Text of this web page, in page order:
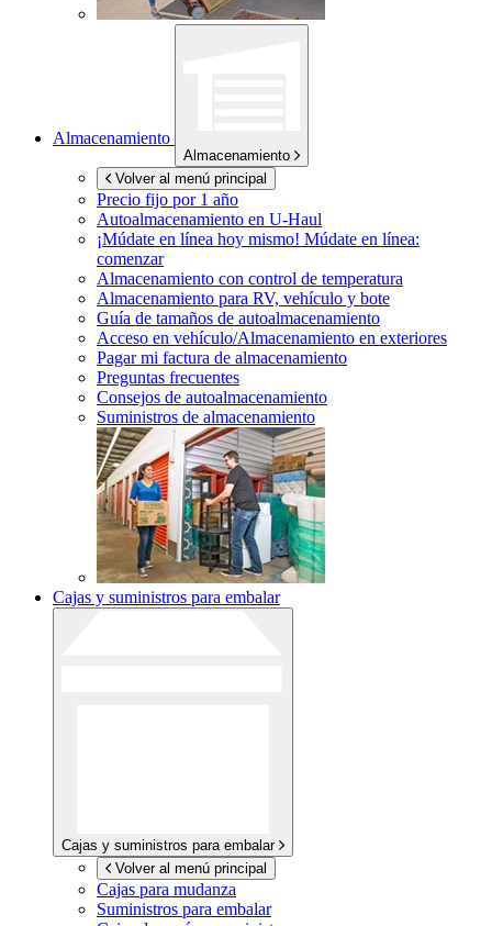
Almacenamiento
Almacenamiento
Volver al menú principal
Precio fijo por 1 año
Autoalmacenamiento en U-Haul
¡Múdate en línea hoy mismo! Múdate en línea:
comenzar
Almacenamiento con control de temperatura
Almacenamiento para RV, vehículo y bote
Guía de tamaños de autoalmacenamiento
Acceso en vehículo/Almacenamiento en exteriores
Pagar mi factura de almacenamiento
Preguntas frecuentes
Consejos de autoalmacenamiento
Suministros de almacenamiento
Cajas y suministros para embalar
Cajas y suministros para embalar
Volver al menú principal
Cajas para mudanza
Suministros para embalar